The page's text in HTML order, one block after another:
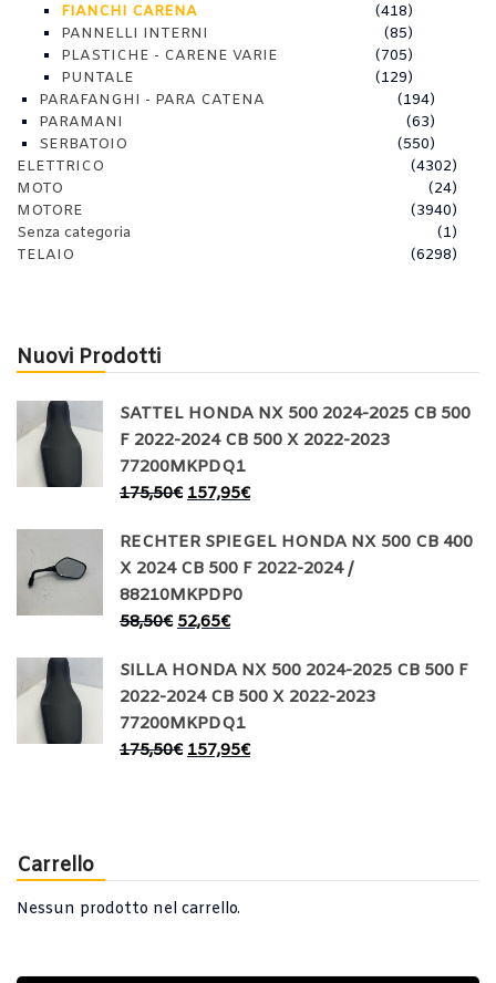
FIANCHI CARENA
(418)
PANNELLI INTERNI
(85)
PLASTICHE - CARENE VARIE
(705)
PUNTALE
(129)
PARAFANGHI - PARA CATENA
(194)
PARAMANI
(63)
SERBATOIO
(550)
ELETTRICO
(4302)
MOTO
(24)
MOTORE
(3940)
Senza categoria
(1)
TELAIO
(6298)
Nuovi Prodotti
SATTEL HONDA NX 500 2024-2025 CB 500
F 2022-2024 CB 500 X 2022-2023
77200MKPDQ1
175,50€ 157,95€
RECHTER SPIEGEL HONDA NX 500 CB 400
X 2024 CB 500 F 2022-2024 /
88210MKPDP0
58,50€ 52,65€
SILLA HONDA NX 500 2024-2025 CB 500 F
2022-2024 CB 500 X 2022-2023
77200MKPDQ1
175,50€ 157,95€
Carrello
Nessun prodotto nel carrello.